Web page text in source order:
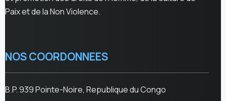
Paix et de la Non Violence.
NOS COORDONNEES
B.P. 939 Pointe-Noire, Republique du Congo